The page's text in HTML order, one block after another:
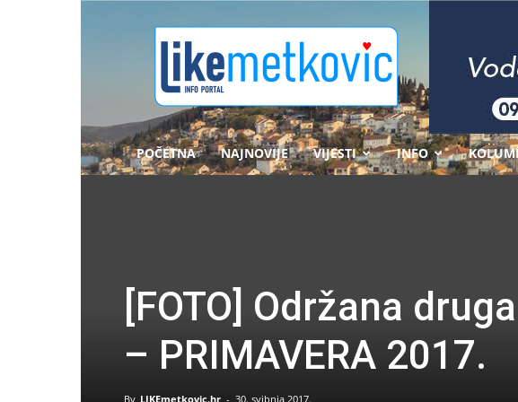
POČETNA NAJNOVIJE VIJESTI INFO
[FOTO] Održana
– PRIMAVERA 2017.
By LIKEmetkovic.hr - 30. svibnja 2017.